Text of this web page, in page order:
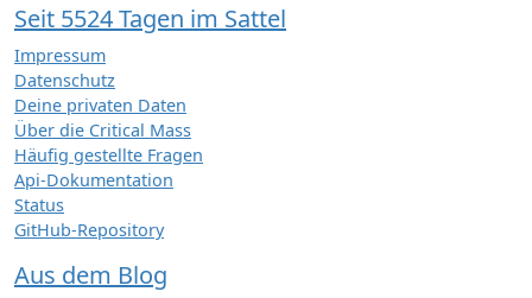
Seit 5524 Tagen im Sattel
Impressum
Datenschutz
Deine privaten Daten
Über die Critical Mass
Häufig gestellte Fragen
Api-Dokumentation
Status
GitHub-Repository
Aus dem Blog